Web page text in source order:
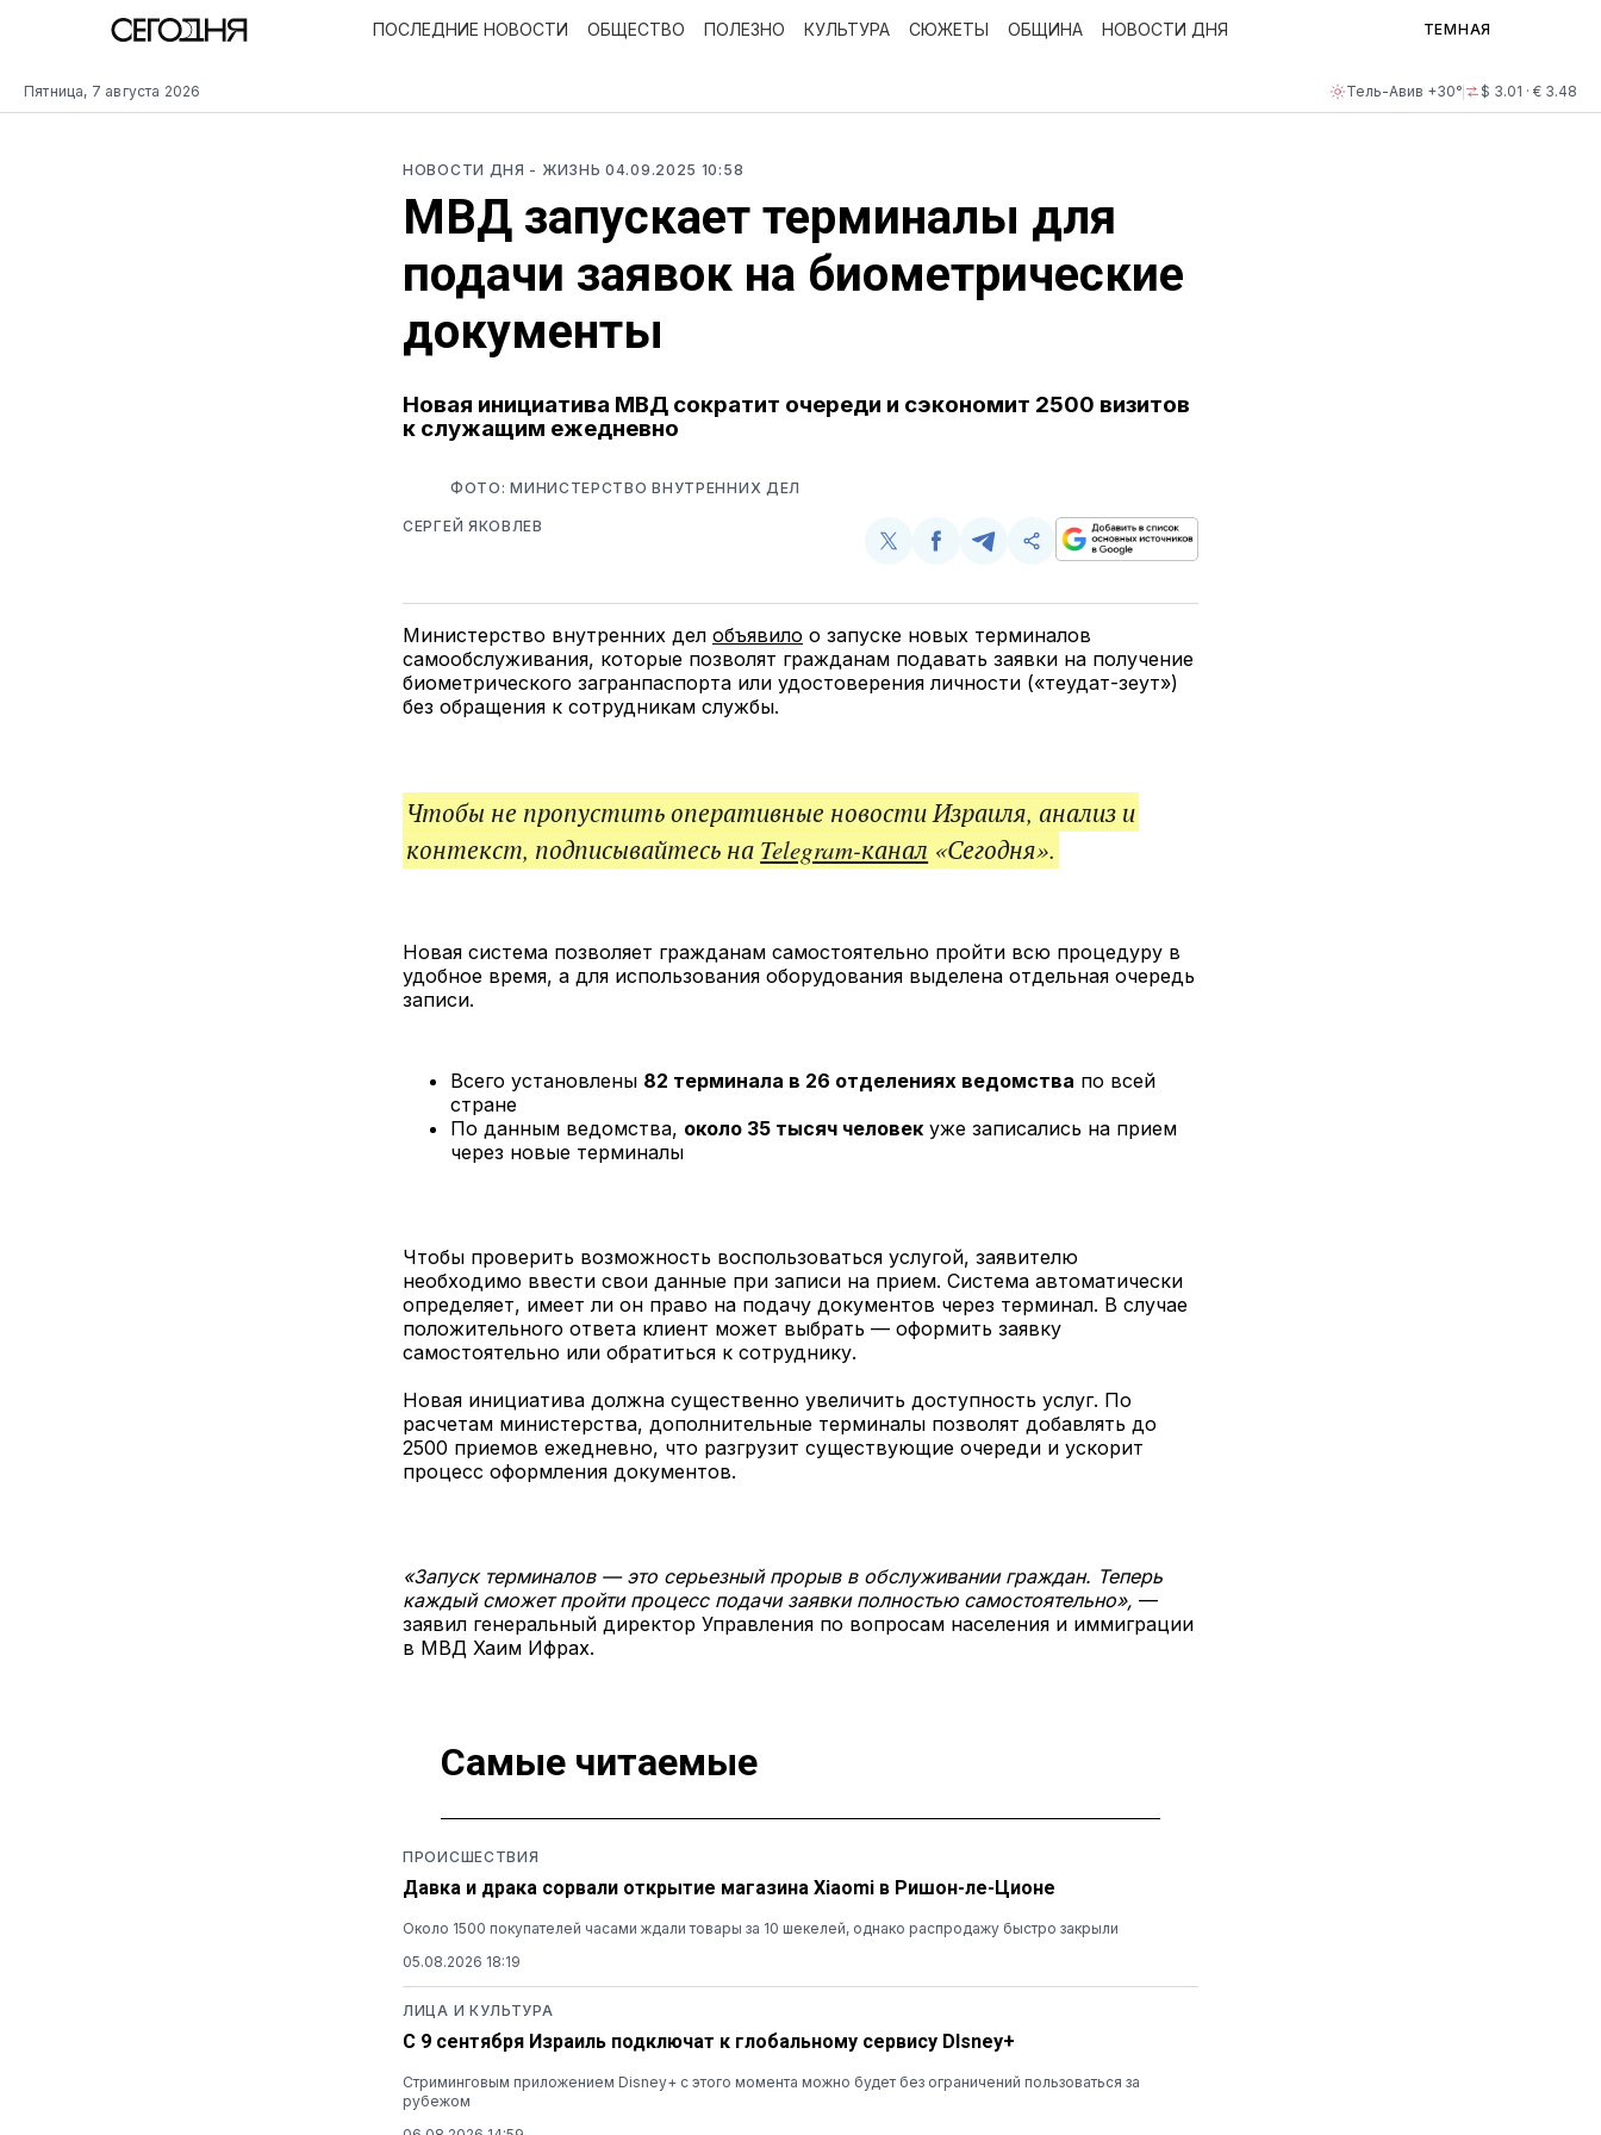
Пятница, 7 августа 2026 Тель-Авив +30° $ 3.01 · € 3.48
ПОСЛЕДНИЕ НОВОСТИ ОБЩЕСТВО ПОЛЕЗНО КУЛЬТУРА СЮЖЕТЫ ОБЩИНА НОВОСТИ ДНЯ ТЕМНАЯ
НОВОСТИ ДНЯ - ЖИЗНЬ04.09.2025 10:58
МВД запускает терминалы для
подачи заявок на биометрические
документы
Новая инициатива МВД сократит очереди и сэкономит 2500 визитов
к служащим ежедневно
ФОТО: МИНИСТЕРСТВО ВНУТРЕННИХ ДЕЛ
СЕРГЕЙ ЯКОВЛЕВ
Поделиться
Twitter
Поделиться
Facebook
Поделиться
Telegram
Скопируйте
поделитесь
Министерство внутренних дел объявило о запуске новых терминалов
самообслуживания, которые позволят гражданам подавать заявки на получение
биометрического загранпаспорта или удостоверения личности («теудат-зеут»)
без обращения к сотрудникам службы.
Чтобы не пропустить оперативные новости Израиля, анализ и
контекст, подписывайтесь на Telegram-канал «Сегодня».
Новая система позволяет гражданам самостоятельно пройти всю процедуру в
удобное время, а для использования оборудования выделена отдельная очередь
записи.
Всего установлены 82 терминала в 26 отделениях ведомства по всей
стране
По данным ведомства, около 35 тысяч человек уже записались на прием
через новые терминалы
Чтобы проверить возможность воспользоваться услугой, заявителю
необходимо ввести свои данные при записи на прием. Система автоматически
определяет, имеет ли он право на подачу документов через терминал. В случае
положительного ответа клиент может выбрать — оформить заявку
самостоятельно или обратиться к сотруднику.
Новая инициатива должна существенно увеличить доступность услуг. По
расчетам министерства, дополнительные терминалы позволят добавлять до
2500 приемов ежедневно, что разгрузит существующие очереди и ускорит
процесс оформления документов.
«Запуск терминалов — это серьезный прорыв в обслуживании граждан. Теперь
каждый сможет пройти процесс подачи заявки полностью самостоятельно», —
заявил генеральный директор Управления по вопросам населения и иммиграции
в МВД Хаим Ифрах.
Самые читаемые
ПРОИСШЕСТВИЯ
Давка и драка сорвали открытие магазина Xiaomi в Ришон-ле-Ционе
Около 1500 покупателей часами ждали товары за 10 шекелей, однако распродажу быстро закрыли
05.08.2026 18:19
ЛИЦА И КУЛЬТУРА
С 9 сентября Израиль подключат к глобальному сервису DIsney+
Стриминговым приложением Disney+ с этого момента можно будет без ограничений пользоваться за
рубежом